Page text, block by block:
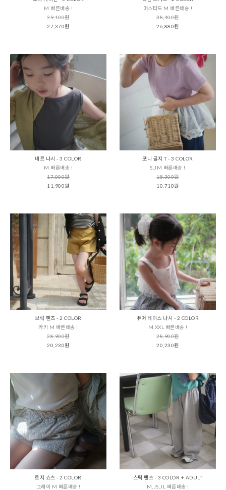
M 빠른배송 !
39,100원
27,370원
머스타드 M 빠른배송 !
38,400원
26,880원
네르 나시 - 3 COLOR
M 빠른배송 !
17,000원
11,900원
포니 골지 T - 3 COLOR
S,JM 빠른배송 !
15,300원
10,710원
브릭 팬츠 - 2 COLOR
카키 M 빠른배송 !
28,900원
20,230원
퓨어 레이스 나시 - 2 COLOR
M,XXL 빠른배송 !
28,900원
20,230원
로지 쇼츠 - 2 COLOR
그레이 M 빠른배송 !
스틱 팬츠 - 3 COLOR + ADULT
M,JS,JL 빠른배송 !